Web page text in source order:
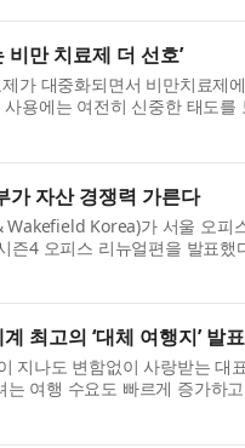
만 치료제 더 선호’
가 대중화되면서 비만치료제
용에는 여전히 신중한 태도를
기업 피앰아이(PMI...
가 자산 경쟁력 가른다
Korea)가 서울 오피
즌4 오피스 리뉴얼편을 발표
터와 소셜 빅데이터, 부...
최고의 ‘대체 여행지’ 발표
지나도 변함없이 사랑받는 대
여행 수요도 빠르게 증가하
서도 비슷한 수준...